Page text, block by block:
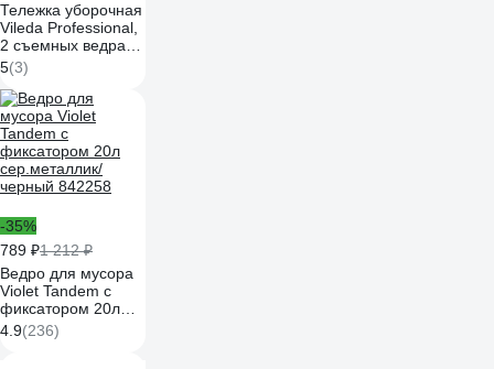
Тележка уборочная
Vileda Professional,
2 съемных ведра
25л 10л,
платформа, с
ручкой, туннельный
отжим, 147209
602116
5(3)
-35%
789 ₽1 212 ₽
Ведро для мусора
Violet Tandem с
фиксатором 20л
сер.металлик/
черный 842258
4.9(236)